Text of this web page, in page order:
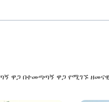
ዋጋ በተመጣጣኝ ዋጋ የሚገኙ